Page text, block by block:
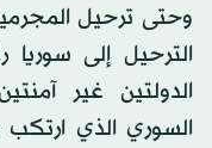
وحتى ترحيل
الترحيل إلى سوريا
الدولتين غير
السوري الذي